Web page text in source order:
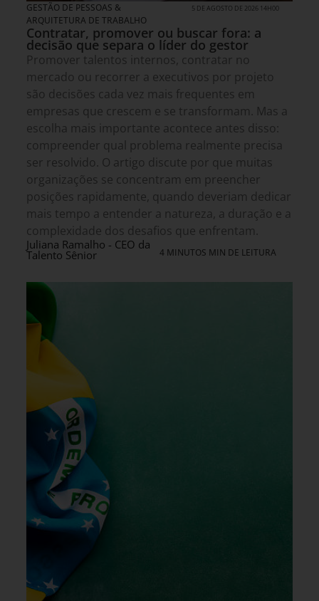
GESTÃO DE PESSOAS &
ARQUITETURA DE TRABALHO
5 DE AGOSTO DE 2026 14H00
Contratar, promover ou buscar fora: a
decisão que separa o líder do gestor
Promover talentos internos, contratar no
mercado ou recorrer a executivos por projeto
são decisões cada vez mais frequentes em
empresas que crescem e se transformam. Mas a
escolha mais importante acontece antes disso:
compreender qual problema realmente precisa
ser resolvido. O artigo discute por que muitas
organizações se concentram em preencher
posições rapidamente, quando deveriam dedicar
mais tempo a entender a natureza, a duração e a
complexidade dos desafios que enfrentam.
Juliana Ramalho - CEO da
Talento Sênior 4 MINUTOS MIN DE LEITURA